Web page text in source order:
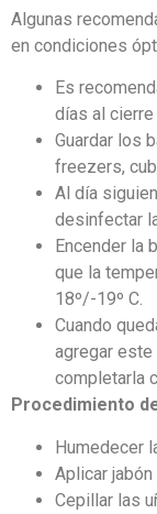
Algunas
en condiciones
Es
días al
Guardar los
freezers,
Al día
desinfectar
Encender la
que la
18º/-19º C.
Cuando
agregar este
completarla
Procedimiento
Humedecer
Aplicar jabón
Cepillar las